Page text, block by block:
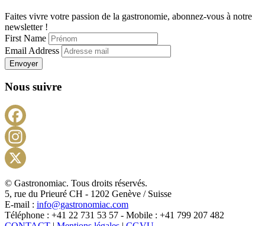
Faites vivre votre passion de la gastronomie, abonnez-vous à notre
newsletter !
First Name
Email Address
Envoyer
Nous suivre
X
© Gastronomiac. Tous droits réservés.
5, rue du Prieuré CH - 1202 Genève / Suisse
E-mail : info@gastronomiac.com
Téléphone : +41 22 731 53 57 - Mobile : +41 799 207 482